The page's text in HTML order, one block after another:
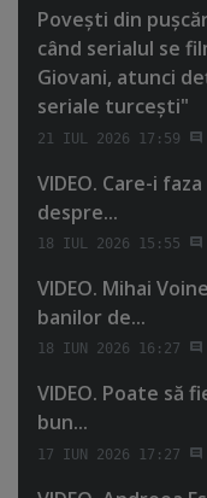
Poveşti din
când serialul se
Giovani, atunci
seriale turceşti"
21 IUL 2026 17:59
VIDEO. Care-i
despre...
18 IUL 2026 15:55
VIDEO. Mihai
banilor de...
18 IUN 2026 16:27
VIDEO. Poate să
bun...
17 IUN 2026 17:27